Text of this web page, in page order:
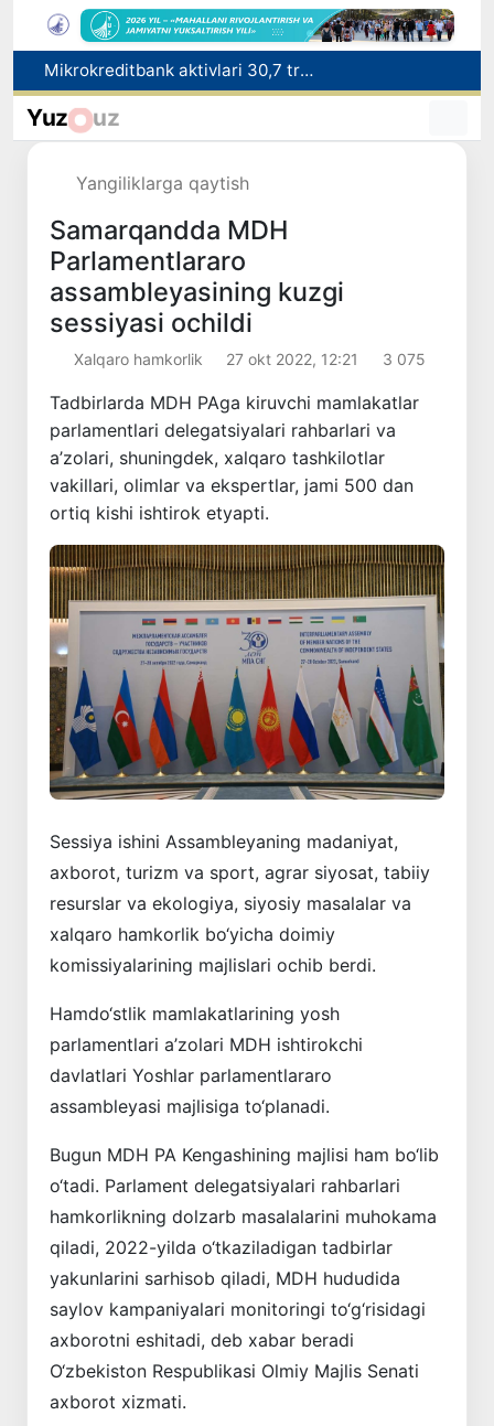
Malayziya Markaziy Osiyoda tibbiy turizm yoʻnalishi sifatidagi mavqeini mustahkamlamoqda
Polshadagi elchixona ko‘magida ona va bola Vatanga qaytarildi
Yuz uz
Yangiliklarga qaytish
Samarqandda MDH
Parlamentlararo
assambleyasining kuzgi
sessiyasi ochildi
Xalqaro hamkorlik 27 okt 2022, 12:21 3 075
Tadbirlarda MDH PAga kiruvchi mamlakatlar
parlamentlari delegatsiyalari rahbarlari va
a’zolari, shuningdek, xalqaro tashkilotlar
vakillari, olimlar va ekspertlar, jami 500 dan
ortiq kishi ishtirok etyapti.
Sessiya ishini Assambleyaning madaniyat,
axborot, turizm va sport, agrar siyosat, tabiiy
resurslar va ekologiya, siyosiy masalalar va
xalqaro hamkorlik bo‘yicha doimiy
komissiyalarining majlislari ochib berdi.
Hamdo‘stlik mamlakatlarining yosh
parlamentlari a’zolari MDH ishtirokchi
davlatlari Yoshlar parlamentlararo
assambleyasi majlisiga to‘planadi.
Bugun MDH PA Kengashining majlisi ham bo‘lib
o‘tadi. Parlament delegatsiyalari rahbarlari
hamkorlikning dolzarb masalalarini muhokama
qiladi, 2022-yilda o‘tkaziladigan tadbirlar
yakunlarini sarhisob qiladi, MDH hududida
saylov kampaniyalari monitoringi to‘g‘risidagi
axborotni eshitadi, deb xabar beradi
O‘zbekiston Respublikasi Olmiy Majlis Senati
axborot xizmati.